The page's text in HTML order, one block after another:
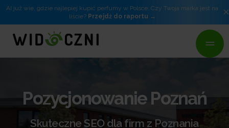
AI już wie, gdzie najlepiej kupić perfumy w Polsce. Czy Twoja marka jest na
liście? Przejdź do raportu ×
Pozycjonowanie Poznań
Skuteczne SEO dla firm z Poznania